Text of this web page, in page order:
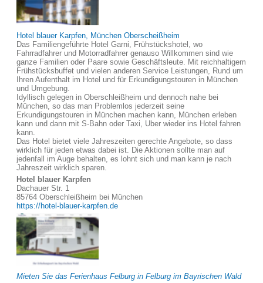
Hotel blauer Karpfen, München Oberscheißheim
Das Familiengeführte Hotel Garni, Frühstückshotel, wo
Fahrradfahrer und Motorradfahrer genauso Willkommen sind wie
ganze Familien oder Paare sowie Geschäftsleute. Mit reichhaltigem
Frühstücksbuffet und vielen anderen Service Leistungen, Rund um
Ihren Aufenthalt im Hotel und für Erkundigungstouren in München
und Umgebung.
Idyllisch gelegen in Oberschleißheim und dennoch nahe bei
München, so das man Problemlos jederzeit seine
Erkundigungstouren in München machen kann, München erleben
kann und dann mit S-Bahn oder Taxi, Uber wieder ins Hotel fahren
kann.
Das Hotel bietet viele Jahreszeiten gerechte Angebote, so dass
wirklich für jeden etwas dabei ist. Die Aktionen sollte man auf
jedenfall im Auge behalten, es lohnt sich und man kann je nach
Jahreszeit wirklich sparen.
Hotel blauer Karpfen
Dachauer Str. 1
85764 Oberschleißheim bei München
https://hotel-blauer-karpfen.de
Mieten Sie das Ferienhaus Felburg in Felburg im Bayrischen Wald